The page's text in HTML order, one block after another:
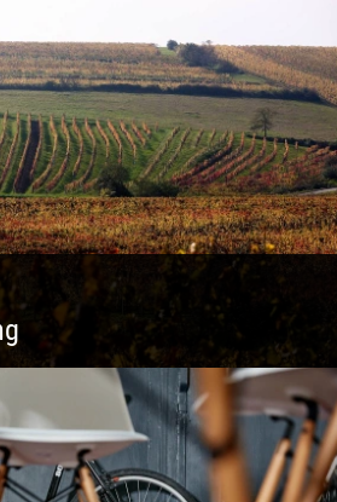
beginnen sollst?
| Genussvolle
Weinberge | Uriger